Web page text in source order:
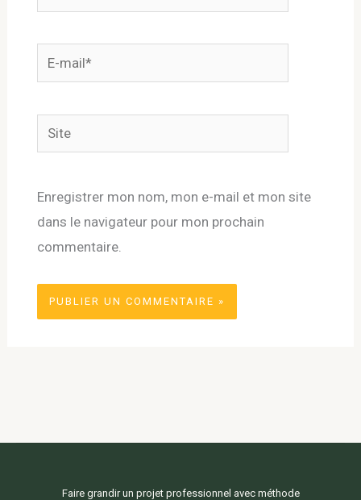
mail*
Site
Enregistrer mon nom, mon e-mail et mon site
dans le navigateur pour mon prochain
commentaire.
Faire grandir un projet professionnel avec méthode